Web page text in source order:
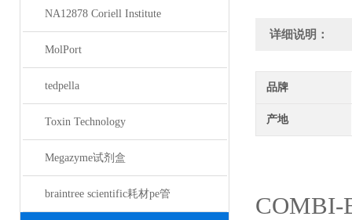
NA12878 Coriell Institute
MolPort
tedpella
Toxin Technology
Megazyme试剂盒
braintree scientific耗材pe管
详细说明：
品牌
产地
COMBI-